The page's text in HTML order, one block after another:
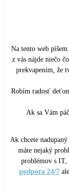
Na tento web
z vás nájde niečo
prekvapením, že
Robím radosť
Ak sa Vám
Ak chcete
máte nejaký
problémov s IT,
podpora 24/7